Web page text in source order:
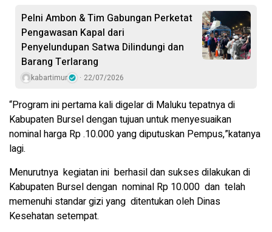
Pelni Ambon & Tim Gabungan Perketat
Pengawasan Kapal dari
Penyelundupan Satwa Dilindungi dan
Barang Terlarang
kabartimur 22/07/2026
“Program ini pertama kali digelar di Maluku tepatnya di
Kabupaten Bursel dengan tujuan untuk menyesuaikan
nominal harga Rp .10.000 yang diputuskan Pempus,”katanya
lagi.
Menurutnya kegiatan ini berhasil dan sukses dilakukan di
Kabupaten Bursel dengan nominal Rp 10.000 dan telah
memenuhi standar gizi yang ditentukan oleh Dinas
Kesehatan setempat.